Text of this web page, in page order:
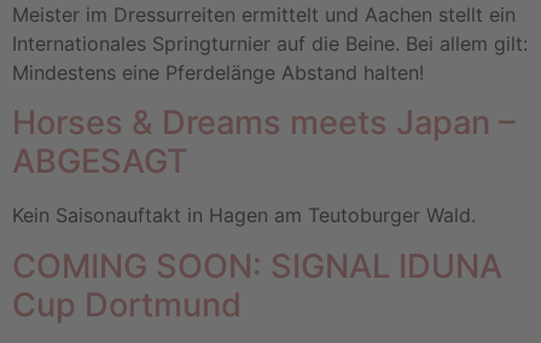
Meister im Dressurreiten ermittelt und Aachen stellt ein
Internationales Springturnier auf die Beine. Bei allem gilt:
Mindestens eine Pferdelänge Abstand halten!
Horses & Dreams meets Japan –
ABGESAGT
Kein Saisonauftakt in Hagen am Teutoburger Wald.
COMING SOON: SIGNAL IDUNA
Cup Dortmund